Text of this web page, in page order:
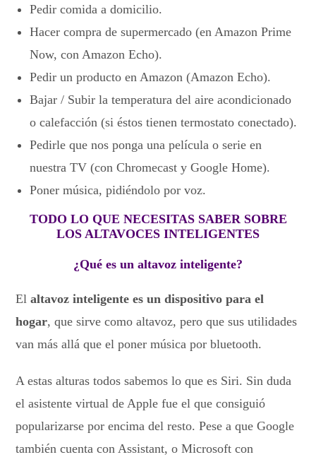
Pedir comida a domicilio.
Hacer compra de supermercado (en Amazon Prime
Now, con Amazon Echo).
Pedir un producto en Amazon (Amazon Echo).
Bajar / Subir la temperatura del aire acondicionado
o calefacción (si éstos tienen termostato conectado).
Pedirle que nos ponga una película o serie en
nuestra TV (con Chromecast y Google Home).
Poner música, pidiéndolo por voz.
TODO LO QUE NECESITAS SABER SOBRE
LOS ALTAVOCES INTELIGENTES
¿Qué es un altavoz inteligente?
Elaltavoz inteligente es un dispositivo para el
hogar, que sirve como altavoz, pero que sus utilidades
van más allá que el poner música por bluetooth.
A estas alturas todos sabemos lo que es Siri. Sin duda
el asistente virtual de Apple fue el que consiguió
popularizarse por encima del resto. Pese a que Google
también cuenta con Assistant, o Microsoft con